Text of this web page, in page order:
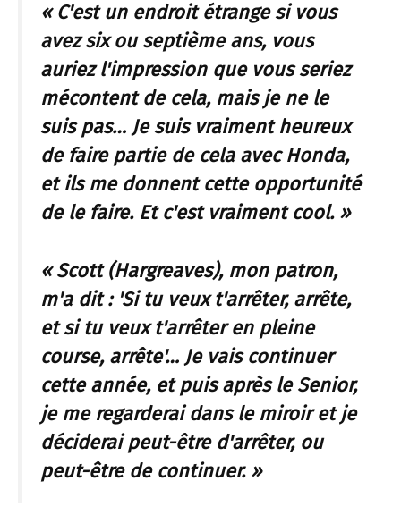
« C'est un endroit étrange si vous
avez six ou septième ans, vous
auriez l'impression que vous seriez
mécontent de cela, mais je ne le
suis pas… Je suis vraiment heureux
de faire partie de cela avec Honda,
et ils me donnent cette opportunité
de le faire. Et c'est vraiment cool. »
« Scott (Hargreaves), mon patron,
m'a dit : 'Si tu veux t'arrêter, arrête,
et si tu veux t'arrêter en pleine
course, arrête'… Je vais continuer
cette année, et puis après le Senior,
je me regarderai dans le miroir et je
déciderai peut-être d'arrêter, ou
peut-être de continuer. »